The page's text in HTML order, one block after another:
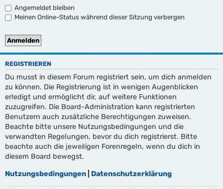
Angemeldet bleiben
Meinen Online-Status während dieser Sitzung verbergen
REGISTRIEREN
Du musst in diesem Forum registriert sein, um dich anmelden
zu können. Die Registrierung ist in wenigen Augenblicken
erledigt und ermöglicht dir, auf weitere Funktionen
zuzugreifen. Die Board-Administration kann registrierten
Benutzern auch zusätzliche Berechtigungen zuweisen.
Beachte bitte unsere Nutzungsbedingungen und die
verwandten Regelungen, bevor du dich registrierst. Bitte
beachte auch die jeweiligen Forenregeln, wenn du dich in
diesem Board bewegst.
Nutzungsbedingungen Datenschutzerklärung